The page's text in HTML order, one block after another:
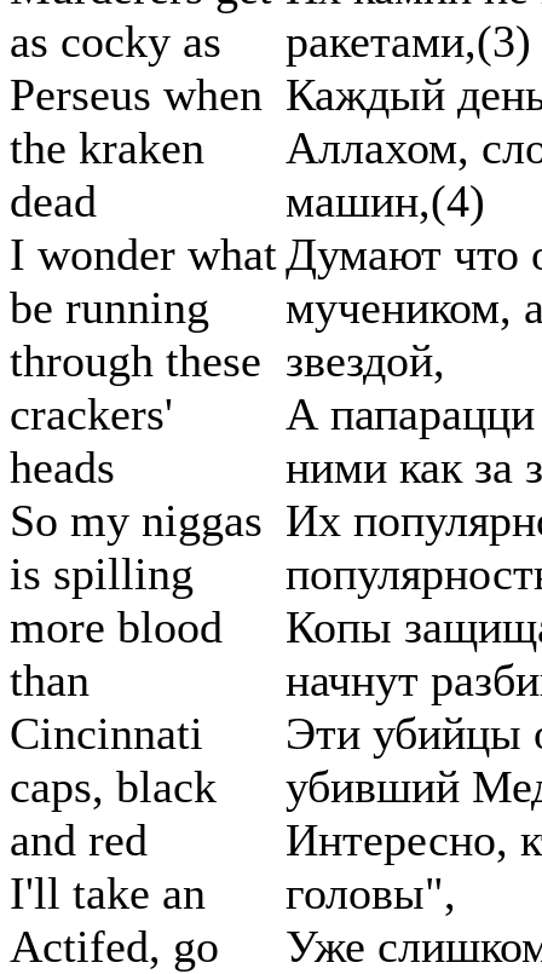
as cocky as
Perseus when
the kraken
dead
I wonder what
be running
through these
crackers'
heads
So my niggas
is spilling
more blood
than
Cincinnati
caps, black
and red
I'll take an
Actifed, go
ракетами,(3)
Каждый день
Аллахом,
машин,(4)
Думают что
мучеником,
звездой,
А
ними как за
Их
Копы
начнут
Эти убийцы
убивший
Интересно,
головы",
Уже